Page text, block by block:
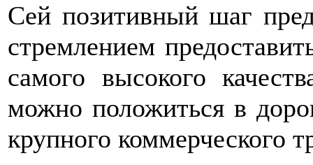
Сей позитивный шаг
стремлением
самого высокого
можно положиться в
крупного коммерческого